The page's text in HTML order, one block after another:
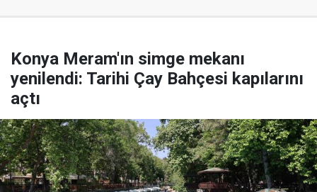
Konya Meram'ın simge mekanı
yenilendi: Tarihi Çay Bahçesi kapılarını
açtı